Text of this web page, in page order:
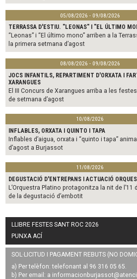
05/08/2026 - 09/08/2026
TERRASSA D'ESTIU. "LEONAS" I "EL ÚLTIMO
“Leonas” i “El último mono” arriben a la
la primera setmana d’agost
08/08/2026 - 09/08/2026
JOCS INFANTILS, REPARTIMENT D'ORXATA I
XARANGUES
El III Concurs de Xarangues arriba a les
de setmana d’agost
10/08/2026
INFLABLES, ORXATA I QUINTO I TAPA
Inflables d’aigua, orxata i “quinto i tapa”
d’agost a Burjassot
11/08/2026
DEGUSTACIÓ D'ENTREPANS I ACTUACIÓ
L’Orquestra Platino protagonitza la nit de
de la degustació d’embotit
LLIBRE FESTES SANT ROC 2026
PUNXA ACÍ
SOL·LICITUD I PAGAMENT REBUTS (NO
a) Per telèfon: telefonant al 96 316 05 65.
b) Per email: a